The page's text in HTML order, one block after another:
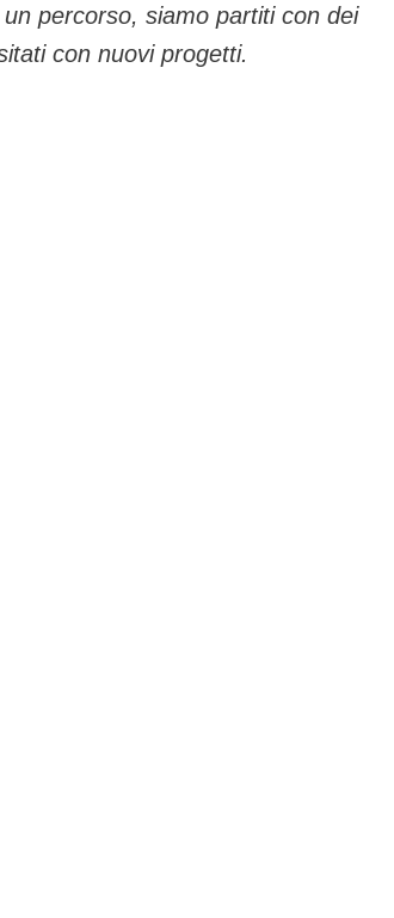
percorso, siamo partiti con dei
con nuovi progetti.